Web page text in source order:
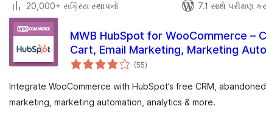
20,000+ સક્રિય સ્થાપનો
7.1 સાથે પરીક્ષણ
MWB HubSpot for WooCommerce –
Cart, Email Marketing, Marketing
Analytics
(55કુલ
રેટિંગ્સ
)
Integrate WooCommerce with HubSpot’s free CRM,
marketing, marketing automation, analytics & more.